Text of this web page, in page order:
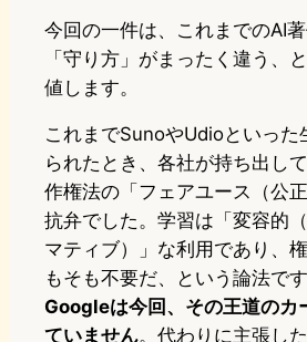
今回の一件は、これまでのAI
「守り方」がまったく違う、
値します。
これまでSunoやUdioといった
られたとき、各社が持ち出し
作権法の「フェアユース（公
抗弁でした。学習は「変容的
マティブ）」な利用であり、
もそも不要だ、という論法で
Googleは今回、その王道のカ
ていません。代わりに主張し